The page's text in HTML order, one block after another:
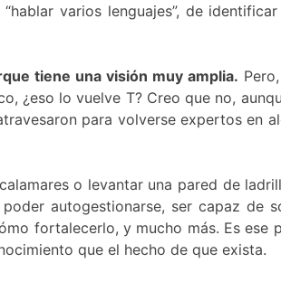
varios lenguajes”, de
tiene una visión muy amplia.
¿eso lo vuelve T? Creo que no,
para volverse expertos en
o levantar una pared de
autogestionarse, ser capaz de
fortalecerlo, y mucho más. Es ese
que el hecho de que exista.